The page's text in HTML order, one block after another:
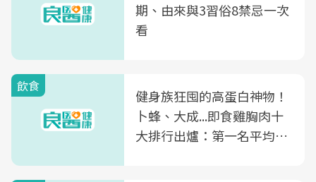
期、由來與3習俗8禁忌一次
看
飲食
健身族狂囤的高蛋白神物！
卜蜂、大成...即食雞胸肉十
大排行出爐：第一名平均一